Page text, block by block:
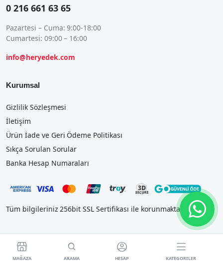
0 216 661 63 65
Pazartesi – Cuma: 9:00-18:00
Cumartesi: 09:00 – 16:00
info@heryedek.com
Kurumsal
Gizlilik Sözleşmesi
İletişim
Ürün İade ve Geri Ödeme Politikası
Sıkça Sorulan Sorular
Banka Hesap Numaraları
Tüm bilgileriniz 256bit SSL Sertifikası ile korunmaktadır.

MAĞAZA

ARAMA

HESAP

KATEGORILER